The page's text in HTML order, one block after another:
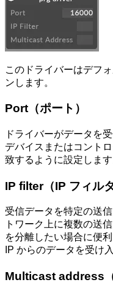
このドライバーはデフ
ンします。
Port（ポート）
ドライバーがデータを
デバイスまたはコント
致するように設定します
IP filter（IP フィル
受信データを特定の送
トワーク上に複数の送
を分離したい場合に便
IP からのデータを受け
Multicast address